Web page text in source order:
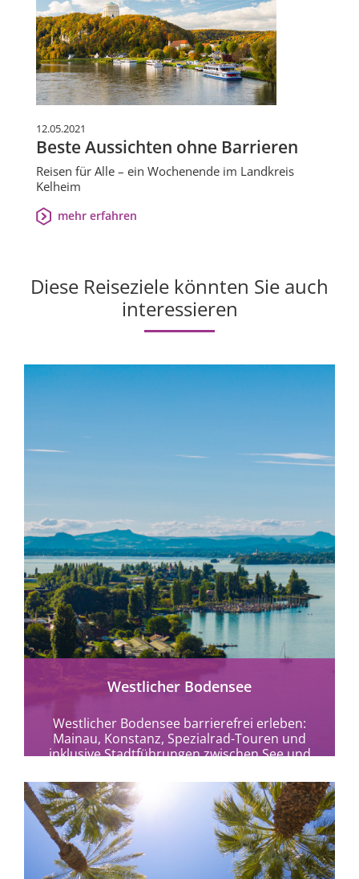
12.05.2021
Beste Aussichten ohne Barrieren
Reisen für Alle – ein Wochenende im Landkreis
Kelheim
mehr erfahren
Diese Reiseziele könnten Sie auch
interessieren
Westlicher Bodensee
Westlicher Bodensee barrierefrei erleben:
Mainau, Konstanz, Spezialrad-Touren und
inklusive Stadtführungen zwischen See und